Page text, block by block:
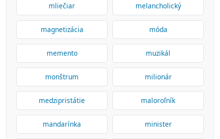
mliečiar melancholický
magnetizácia móda
memento muzikál
monštrum milionár
medzipristátie maloroľník
mandarínka minister